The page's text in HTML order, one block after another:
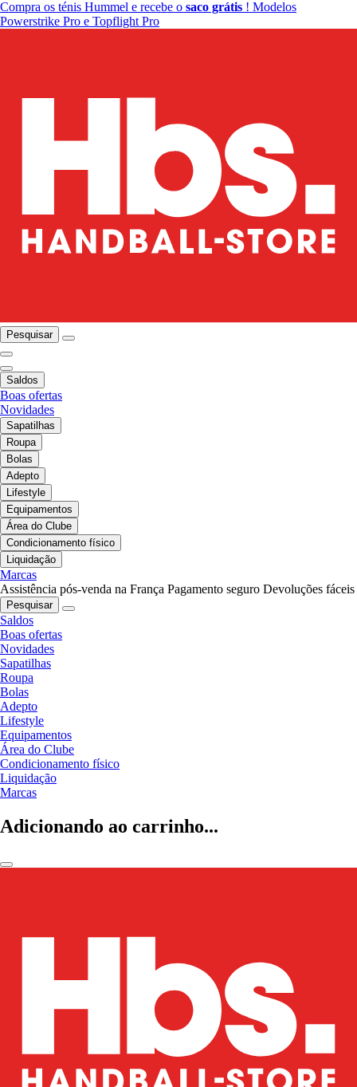
Compra os ténis Hummel e recebe o saco grátis ! Modelos
Powerstrike Pro e Topflight Pro
Pesquisar
Saldos
Boas ofertas
Novidades
Sapatilhas
Roupa
Bolas
Adepto
Lifestyle
Equipamentos
Área do Clube
Condicionamento físico
Liquidação
Marcas
Assistência pós-venda na França Pagamento seguro Devoluções fáceis
Pesquisar
Saldos
Boas ofertas
Novidades
Sapatilhas
Roupa
Bolas
Adepto
Lifestyle
Equipamentos
Área do Clube
Condicionamento físico
Liquidação
Marcas
Adicionando ao carrinho...